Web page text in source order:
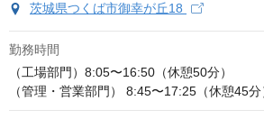
茨城県つくば市御幸が丘18
勤務時間
（工場部門）8:05〜16:50（休憩50分）
（管理・営業部門） 8:45〜17:25（休憩45分